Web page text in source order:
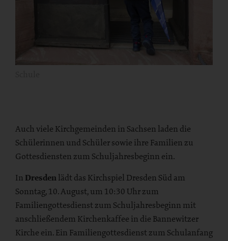
Auch viele Kirchgemeinden in Sachsen laden die
Schülerinnen und Schüler sowie ihre Familien zu
Gottesdiensten zum Schuljahresbeginn ein.
In Dresdenlädt das Kirchspiel Dresden Süd am
Sonntag, 10. August, um 10:30 Uhr zum
Familiengottesdienst zum Schuljahresbeginn mit
anschließendem Kirchenkaffee in die Bannewitzer
Kirche ein. Ein Familiengottesdienst zum Schulanfang